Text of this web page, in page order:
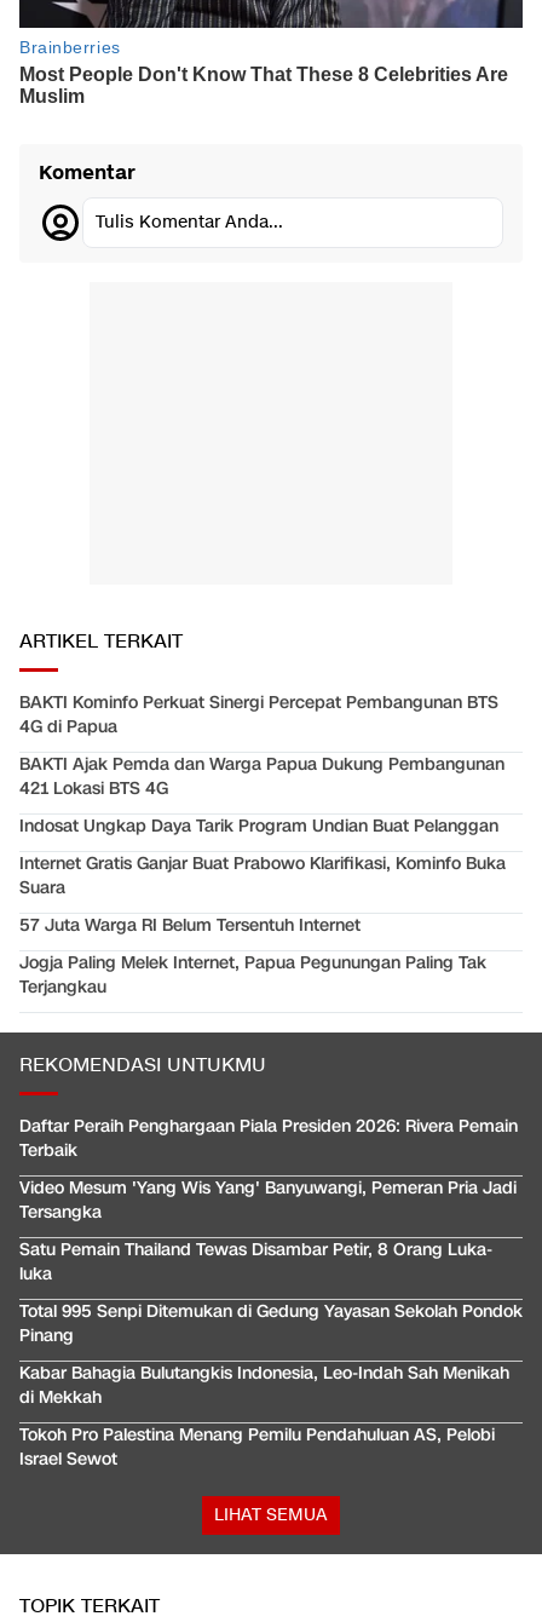
Komentar
Tulis Komentar Anda...
ARTIKEL TERKAIT
BAKTI Kominfo Perkuat Sinergi Percepat Pembangunan BTS
4G di Papua
BAKTI Ajak Pemda dan Warga Papua Dukung Pembangunan
421 Lokasi BTS 4G
Indosat Ungkap Daya Tarik Program Undian Buat Pelanggan
Internet Gratis Ganjar Buat Prabowo Klarifikasi, Kominfo Buka
Suara
57 Juta Warga RI Belum Tersentuh Internet
Jogja Paling Melek Internet, Papua Pegunungan Paling Tak
Terjangkau
REKOMENDASI UNTUKMU
Daftar Peraih Penghargaan Piala Presiden 2026: Rivera Pemain
Terbaik
Video Mesum 'Yang Wis Yang' Banyuwangi, Pemeran Pria Jadi
Tersangka
Satu Pemain Thailand Tewas Disambar Petir, 8 Orang Luka-
luka
Total 995 Senpi Ditemukan di Gedung Yayasan Sekolah Pondok
Pinang
Kabar Bahagia Bulutangkis Indonesia, Leo-Indah Sah Menikah
di Mekkah
Tokoh Pro Palestina Menang Pemilu Pendahuluan AS, Pelobi
Israel Sewot
LIHAT SEMUA
TOPIK TERKAIT